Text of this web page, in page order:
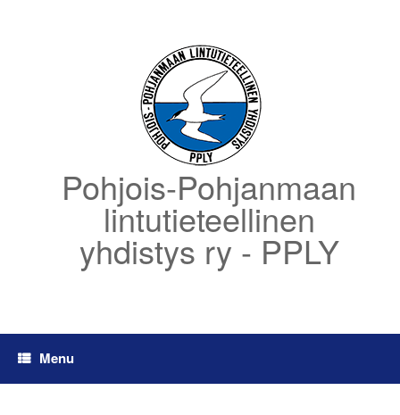
Pohjois-Pohjanmaan
lintutieteellinen
yhdistys ry - PPLY
Menu